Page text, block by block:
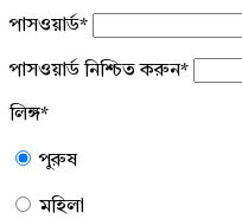
পাসওয়ার্ড*
পাসওয়ার্ড নিশ্চিত করুন*
লিঙ্গ*
পুরুষ
মহিলা